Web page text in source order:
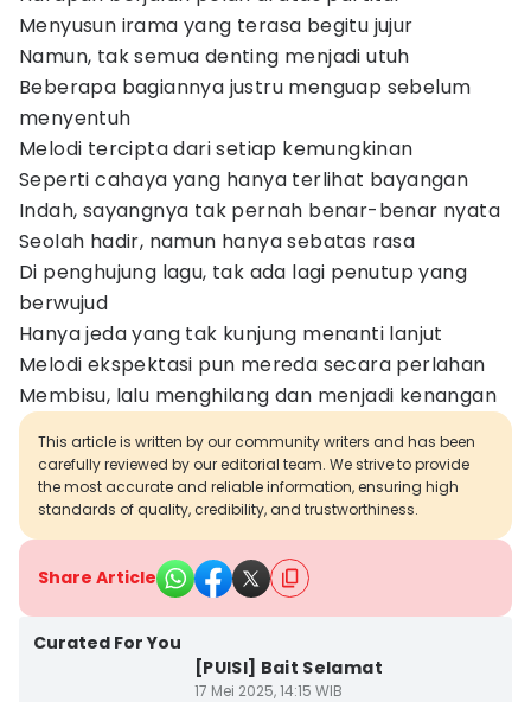
Menyusun irama yang terasa begitu jujur
Namun, tak semua denting menjadi utuh
Beberapa bagiannya justru menguap sebelum
menyentuh
Melodi tercipta dari setiap kemungkinan
Seperti cahaya yang hanya terlihat bayangan
Indah, sayangnya tak pernah benar-benar nyata
Seolah hadir, namun hanya sebatas rasa
Di penghujung lagu, tak ada lagi penutup yang
berwujud
Hanya jeda yang tak kunjung menanti lanjut
Melodi ekspektasi pun mereda secara perlahan
Membisu, lalu menghilang dan menjadi kenangan
This article is written by our community writers and has been
carefully reviewed by our editorial team. We strive to provide
the most accurate and reliable information, ensuring high
standards of quality, credibility, and trustworthiness.
Share Article
Curated For You
[PUISI] Bait Selamat
17 Mei 2025, 14:15 WIB